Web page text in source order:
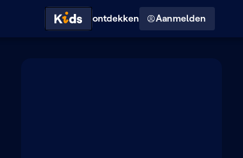
Hoog contrast modus
ontdekken Aanmelden